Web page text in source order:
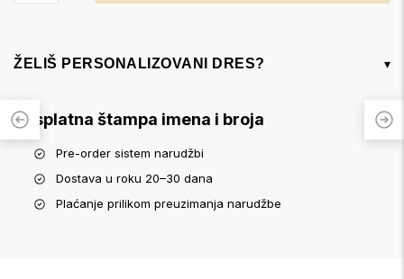
ŽELIŠ PERSONALIZOVANI DRES? ▾
Besplatna štampa imena i broja
Pre-order sistem narudžbi
Dostava u roku 20–30 dana
Plaćanje prilikom preuzimanja narudžbe